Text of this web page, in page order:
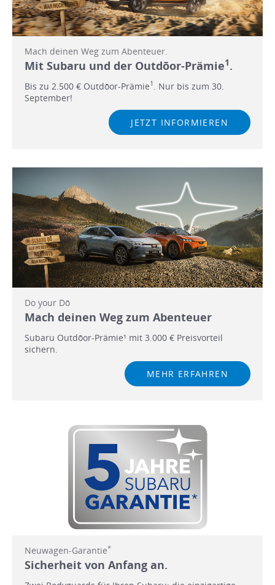
Mach deinen Weg zum Abenteuer.
Mit Subaru und der Outdōor-Prämie1.
Bis zu 2.500 € Outdōor-Prämie1
. Nur bis zum 30.
September!
JETZT INFORMIEREN
Do your Dō
Mach deinen Weg zum Abenteuer
Subaru Outdōor-Prämie¹ mit 3.000 € Preisvorteil
sichern.
MEHR ERFAHREN
Neuwagen-Garantie*
Sicherheit von Anfang an.